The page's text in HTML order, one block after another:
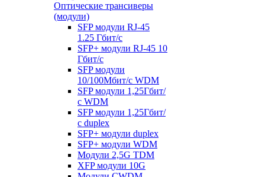
Оптические трансиверы
(модули)
SFP модули RJ-45
1.25 Гбит/c
SFP+ модули RJ-45 10
Гбит/c
SFP модули
10/100Мбит/с WDM
SFP модули 1,25Гбит/
с WDM
SFP модули 1,25Гбит/
с duplex
SFP+ модули duplex
SFP+ модули WDM
Модули 2,5G TDM
XFP модули 10G